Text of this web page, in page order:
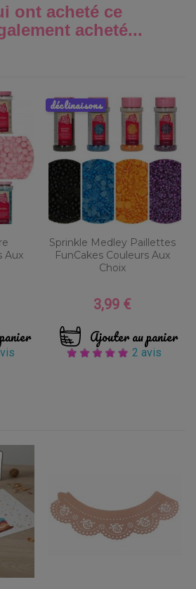
ont acheté ce
acheté...
Aux
Sprinkle Medley Paillettes
FunCakes Couleurs Aux
Choix
Prix
3,99 €
Ajouter au panier
2 avis
déclinaisons